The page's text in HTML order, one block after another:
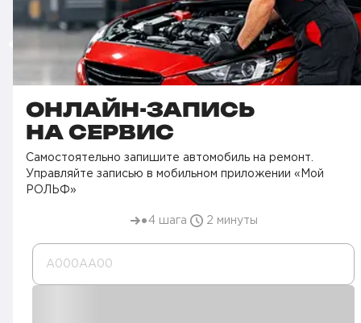
ОНЛАЙН-ЗАПИСЬ
НА СЕРВИС
Самостоятельно запишите автомобиль на ремонт.
Управляйте записью в мобильном приложении «Мой
РОЛЬФ»
4 шага 2 минуты
А000AA00